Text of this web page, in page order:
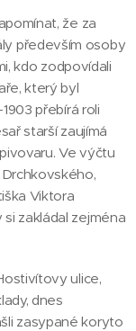
že za
především osoby
kdo zodpovídali
který byl
přebírá roli
starší zaujímá
Ve výčtu
Viktora
zakládal zejména
ulice,
dnes
zasypané koryto